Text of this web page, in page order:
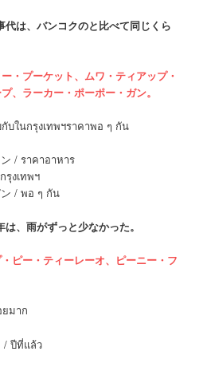
代は、バンコクのと比べて同じくら
・プーケット、ムワ・ティアップ・
、ラーカー・ポーポー・ガン。
บในกรุงเทพฯราคาพอ ๆ กัน
/ ราคาอาหาร
รุงเทพฯ
ン / พอ ๆ กัน
、雨がずっと少なかった。
ピー・ティーレーオ、ピーニー・フ
มาก
/ ปีที่แล้ว